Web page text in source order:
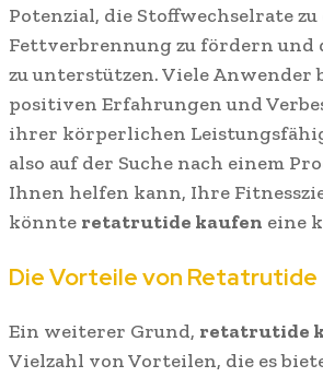
Potenzial, die Stoffwechselrate
Fettverbrennung zu fördern und
zu unterstützen. Viele Anwender
positiven Erfahrungen und
ihrer körperlichen
also auf der Suche nach einem
Ihnen helfen kann, Ihre
könnte retatrutide kaufen eine
Die Vorteile von Retatrutide
Ein weiterer Grund, retatrutide
Vielzahl von Vorteilen, die es